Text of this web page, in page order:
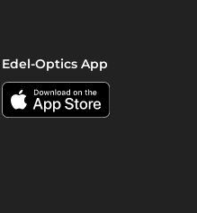
Edel-Optics App